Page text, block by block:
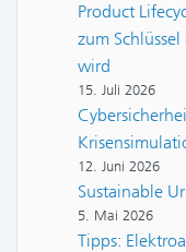
Product
zum
wird
15. Juli 2026
12. Juni 2026
Sustainable
5. Mai 2026
Tipps: